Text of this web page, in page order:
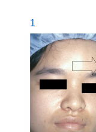
1